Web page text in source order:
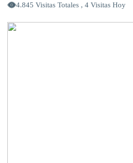
4.845 Visitas Totales , 4 Visitas Hoy